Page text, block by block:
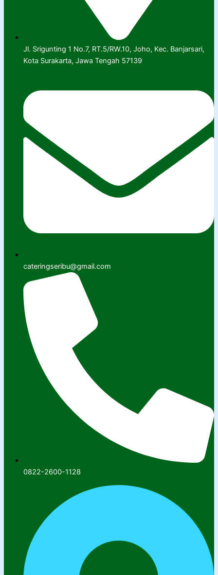
Jl. Srigunting 1 No.7, RT.5/RW.10, Joho, Kec. Banjarsari,
Kota Surakarta, Jawa Tengah 57139
cateringseribu@gmail.com
0822-2600-1128